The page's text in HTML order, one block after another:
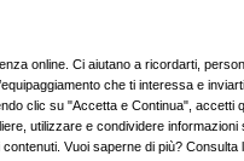
online. Ci aiutano a ricordarti,
che ti interessa e
clic su "Accetta e Continua", accetti
utilizzare e condividere informazioni
Vuoi saperne di più? Consulta